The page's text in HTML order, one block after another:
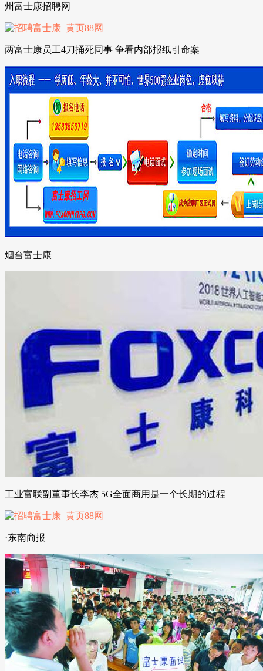
州富士康招聘网
两富士康员工4刀捅死同事 争看内部报纸引命案
烟台富士康
工业富联副董事长李杰 5G全面商用是一个长期的过程
·东南商报